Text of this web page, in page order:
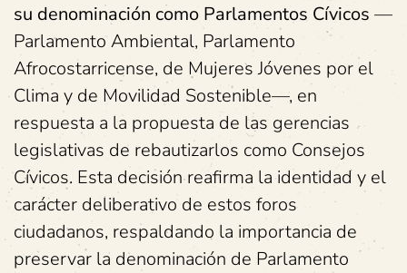
su denominación como Parlamentos Cívicos —
Parlamento Ambiental, Parlamento
Afrocostarricense, de Mujeres Jóvenes por el
Clima y de Movilidad Sostenible—, en
respuesta a la propuesta de las gerencias
legislativas de rebautizarlos como Consejos
Cívicos. Esta decisión reafirma la identidad y el
carácter deliberativo de estos foros
ciudadanos, respaldando la importancia de
preservar la denominación de Parlamento